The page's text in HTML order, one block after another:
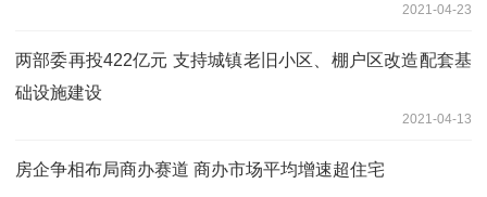
2021-04-23
两部委再投422亿元 支持城镇老旧小区、棚户区改造配套基
础设施建设
2021-04-13
房企争相布局商办赛道 商办市场平均增速超住宅